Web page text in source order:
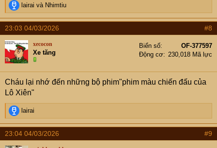
R
e
a
c
t
i
o
n
s
:
lairai và Nhimtiu
23:03 04/03/2026 #8
xecocon
Xe tăng
Biển số
OF-377597
Động cơ
230,018 Mã lực
Cháu lại nhớ đến những bộ phim"phim màu chiến đấu của
Lô Xiên"
R
e
a
c
t
lairai
23:04 04/03/2026 #9